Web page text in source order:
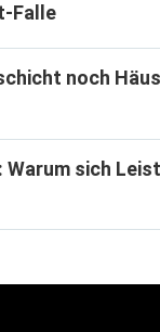
Falle
noch
sich